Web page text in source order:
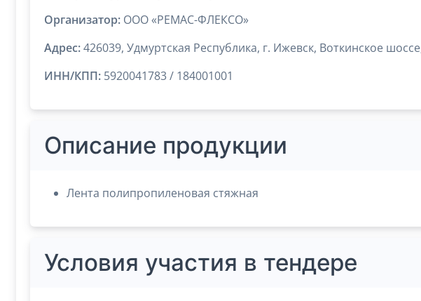
Организатор:ООО «РЕМАС-ФЛЕКСО»
Адрес:426039, Удмуртская Республика, г. Ижевск, Воткинское
ИНН/КПП:5920041783 / 184001001
Описание продукции
Лента полипропиленовая стяжная
Условия участия в тендере